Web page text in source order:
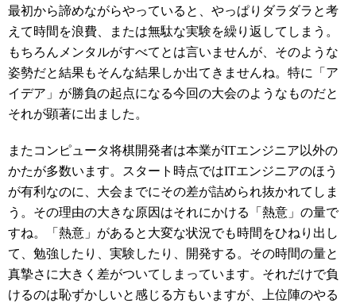
最初から諦めながらやっていると、やっぱりダラダラと考
えて時間を浪費、または無駄な実験を繰り返してしまう。
もちろんメンタルがすべてとは言いませんが、そのような
姿勢だと結果もそんな結果しか出てきませんね。特に「ア
イデア」が勝負の起点になる今回の大会のようなものだと
それが顕著に出ました。
またコンピュータ将棋開発者は本業がITエンジニア以外の
かたが多数います。スタート時点ではITエンジニアのほう
が有利なのに、大会までにその差が詰められ抜かれてしま
う。その理由の大きな原因はそれにかける「熱意」の量で
すね。「熱意」があると大変な状況でも時間をひねり出し
て、勉強したり、実験したり、開発する。その時間の量と
真摯さに大きく差がついてしまっています。それだけで負
けるのは恥ずかしいと感じる方もいますが、上位陣のやる